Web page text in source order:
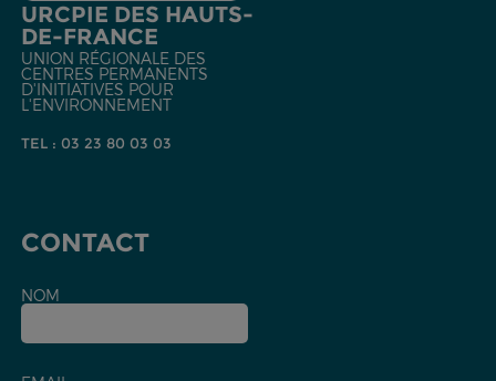
URCPIE DES HAUTS-
DE-FRANCE
UNION RÉGIONALE DES
CENTRES PERMANENTS
D'INITIATIVES POUR
L'ENVIRONNEMENT
TEL : 03 23 80 03 03
CONTACT
NOM